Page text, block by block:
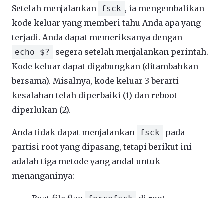
Setelah menjalankan fsck , ia mengembalikan
kode keluar yang memberi tahu Anda apa yang
terjadi. Anda dapat memeriksanya dengan
echo $?
segera setelah menjalankan perintah.
Kode keluar dapat digabungkan (ditambahkan
bersama). Misalnya, kode keluar 3 berarti
kesalahan telah diperbaiki (1) dan reboot
diperlukan (2).
Anda tidak dapat menjalankan fsck
pada
partisi root yang dipasang, tetapi berikut ini
adalah tiga metode yang andal untuk
menanganinya: